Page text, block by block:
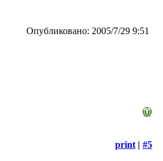
Опубликовано: 2005/7/29 9:51
print | #5